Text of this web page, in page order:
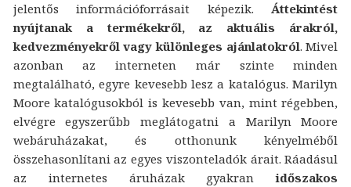
jelentős információforrásait képezik.Áttekintést
nyújtanak a termékekről, az aktuális árakról,
kedvezményekről vagy különleges ajánlatokról. Mivel
azonban az interneten már szinte minden
megtalálható, egyre kevesebb lesz a katalógus. Marilyn
Moore katalógusokból is kevesebb van, mint régebben,
elvégre egyszerűbb meglátogatni a Marilyn Moore
webáruházakat, és otthonunk kényelméből
összehasonlítani az egyes viszonteladók árait. Ráadásul
az internetes áruházak gyakranidőszakos